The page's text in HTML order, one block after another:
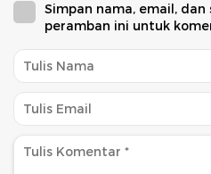
Simpan nama, email,
peramban ini untuk